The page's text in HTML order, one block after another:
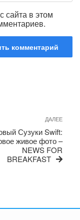
сайта в этом
ДАЛЕЕ
Сузуки Swift:
живое фото –
NEWS FOR
BREAKFAST